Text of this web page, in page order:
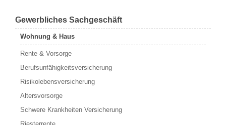
Gewerbliches Sachgeschäft
Wohnung & Haus
Rente & Vorsorge
Berufs­unfähigkeitsversicherung
Risikolebensversicherung
Altersvorsorge
Schwere Krankheiten Versicherung